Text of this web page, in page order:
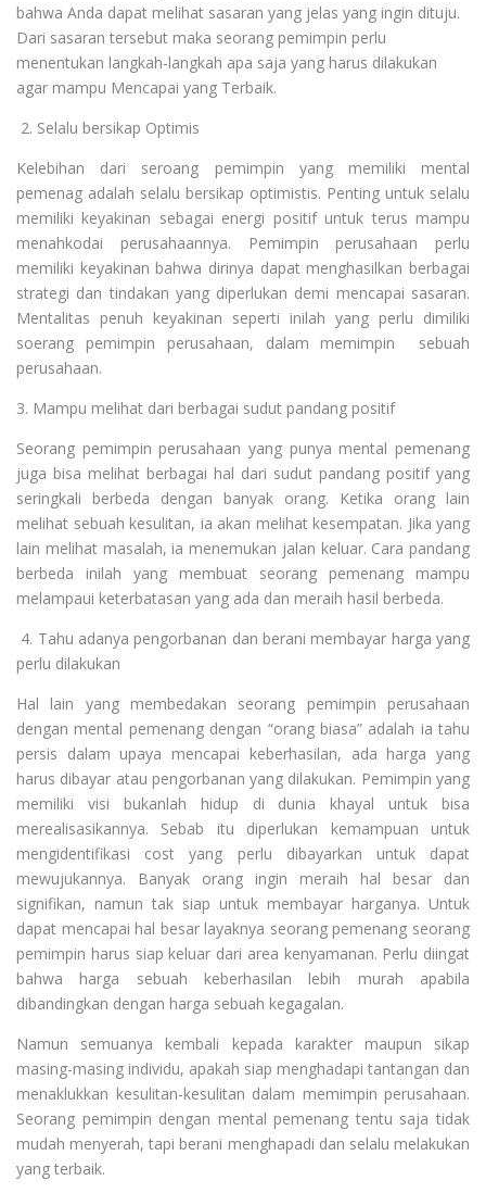
bahwa Anda dapat melihat sasaran yang jelas yang ingin dituju.
Dari sasaran tersebut maka seorang pemimpin perlu
menentukan langkah-langkah apa saja yang harus dilakukan
agar mampu Mencapai yang Terbaik.
2. Selalu bersikap Optimis
Kelebihan dari seroang pemimpin yang memiliki mental
pemenag adalah selalu bersikap optimistis. Penting untuk selalu
memiliki keyakinan sebagai energi positif untuk terus mampu
menahkodai perusahaannya. Pemimpin perusahaan perlu
memiliki keyakinan bahwa dirinya dapat menghasilkan berbagai
strategi dan tindakan yang diperlukan demi mencapai sasaran.
Mentalitas penuh keyakinan seperti inilah yang perlu dimiliki
soerang pemimpin perusahaan, dalam memimpin sebuah
perusahaan.
3. Mampu melihat dari berbagai sudut pandang positif
Seorang pemimpin perusahaan yang punya mental pemenang
juga bisa melihat berbagai hal dari sudut pandang positif yang
seringkali berbeda dengan banyak orang. Ketika orang lain
melihat sebuah kesulitan, ia akan melihat kesempatan. Jika yang
lain melihat masalah, ia menemukan jalan keluar. Cara pandang
berbeda inilah yang membuat seorang pemenang mampu
melampaui keterbatasan yang ada dan meraih hasil berbeda.
4. Tahu adanya pengorbanan dan berani membayar harga yang
perlu dilakukan
Hal lain yang membedakan seorang pemimpin perusahaan
dengan mental pemenang dengan “orang biasa” adalah ia tahu
persis dalam upaya mencapai keberhasilan, ada harga yang
harus dibayar atau pengorbanan yang dilakukan. Pemimpin yang
memiliki visi bukanlah hidup di dunia khayal untuk bisa
merealisasikannya. Sebab itu diperlukan kemampuan untuk
mengidentifikasi cost yang perlu dibayarkan untuk dapat
mewujukannya. Banyak orang ingin meraih hal besar dan
signifikan, namun tak siap untuk membayar harganya. Untuk
dapat mencapai hal besar layaknya seorang pemenang seorang
pemimpin harus siap keluar dari area kenyamanan. Perlu diingat
bahwa harga sebuah keberhasilan lebih murah apabila
dibandingkan dengan harga sebuah kegagalan.
Namun semuanya kembali kepada karakter maupun sikap
masing-masing individu, apakah siap menghadapi tantangan dan
menaklukkan kesulitan-kesulitan dalam memimpin perusahaan.
Seorang pemimpin dengan mental pemenang tentu saja tidak
mudah menyerah, tapi berani menghapadi dan selalu melakukan
yang terbaik.